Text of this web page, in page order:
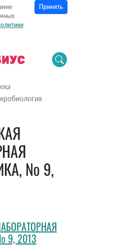
Принять
№ 9,
9, 2013